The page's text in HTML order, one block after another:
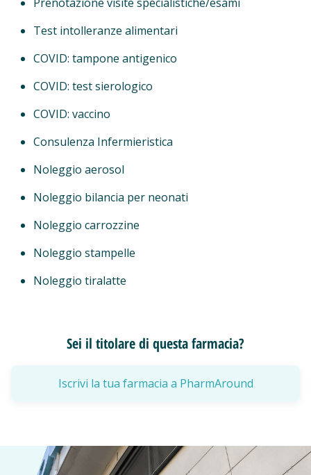
Test intolleranze alimentari
COVID: tampone antigenico
COVID: test sierologico
COVID: vaccino
Consulenza Infermieristica
Noleggio aerosol
Noleggio bilancia per neonati
Noleggio carrozzine
Noleggio stampelle
Noleggio tiralatte
Sei il titolare di questa farmacia?
Iscrivi la tua farmacia a PharmAround